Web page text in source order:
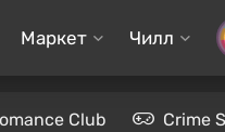
Маркет Чилл
Club Crime